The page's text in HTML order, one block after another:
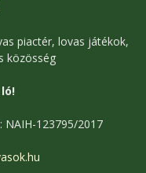
piactér, lovas játékok,
közösség
NAIH-123795/2017